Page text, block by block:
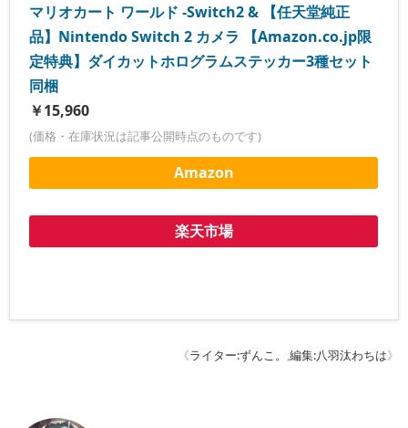
マリオカート ワールド -Switch2 & 【任天堂純正
品】Nintendo Switch 2 カメラ 【Amazon.co.jp限
定特典】ダイカットホログラムステッカー3種セット
同梱
￥15,960
(価格・在庫状況は記事公開時点のものです)
Amazon
楽天市場
《ライター:ずんこ。 ,編集:八羽汰わちは》